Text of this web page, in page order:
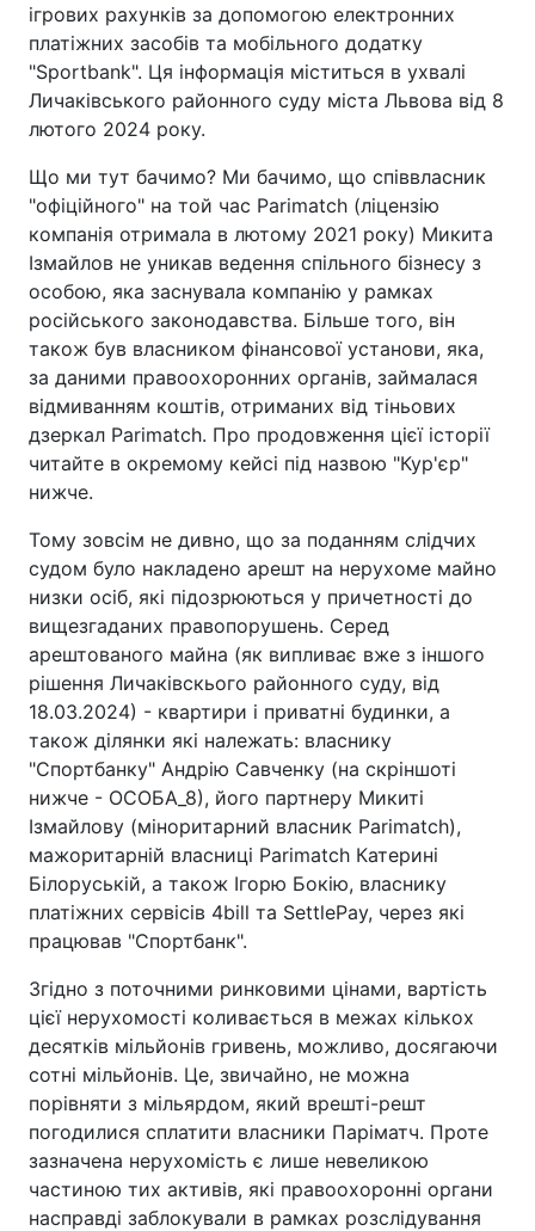
ігрових рахунків за допомогою електронних
платіжних засобів та мобільного додатку
"Sportbank". Ця інформація міститься в ухвалі
Личаківського районного суду міста Львова від 8
лютого 2024 року.
Що ми тут бачимо? Ми бачимо, що співвласник
"офіційного" на той час Parimatch (ліцензію
компанія отримала в лютому 2021 року) Микита
Ізмайлов не уникав ведення спільного бізнесу з
особою, яка заснувала компанію у рамках
російського законодавства. Більше того, він
також був власником фінансової установи, яка,
за даними правоохоронних органів, займалася
відмиванням коштів, отриманих від тіньових
дзеркал Parimatch. Про продовження цієї історії
читайте в окремому кейсі під назвою "Кур'єр"
нижче.
Тому зовсім не дивно, що за поданням слідчих
судом було накладено арешт на нерухоме майно
низки осіб, які підозрюються у причетності до
вищезгаданих правопорушень. Серед
арештованого майна (як випливає вже з іншого
рішення Личаківскього районного суду, від
18.03.2024) - квартири і приватні будинки, а
також ділянки які належать: власнику
"Спортбанку" Андрію Савченку (на скріншоті
нижче - ОСОБА_8), його партнеру Микиті
Ізмайлову (міноритарний власник Parimatch),
мажоритарній власниці Parimatch Катерині
Білоруській, а також Ігорю Бокію, власнику
платіжних сервісів 4bill та SettlePay, через які
працював "Спортбанк".
Згідно з поточними ринковими цінами, вартість
цієї нерухомості коливається в межах кількох
десятків мільйонів гривень, можливо, досягаючи
сотні мільйонів. Це, звичайно, не можна
порівняти з мільярдом, який врешті-решт
погодилися сплатити власники Паріматч. Проте
зазначена нерухомість є лише невеликою
частиною тих активів, які правоохоронні органи
насправді заблокували в рамках розслідування